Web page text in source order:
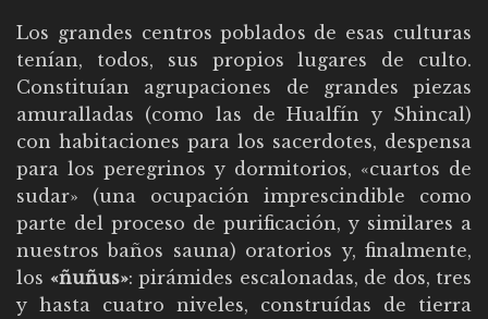
Los grandes centros poblados de esas culturas
tenían, todos, sus propios lugares de culto.
Constituían agrupaciones de grandes piezas
amuralladas (como las de Hualfín y Shincal)
con habitaciones para los sacerdotes, despensa
para los peregrinos y dormitorios, «cuartos de
sudar» (una ocupación imprescindible como
parte del proceso de purificación, y similares a
nuestros baños sauna) oratorios y, finalmente,
los «ñuñus»: pirámides escalonadas, de dos, tres
y hasta cuatro niveles, construídas de tierra